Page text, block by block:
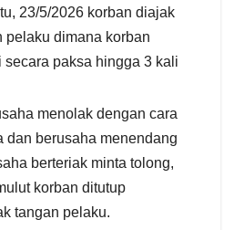
23/5/2026 korban diajak
pelaku dimana korban
secara paksa hingga 3 kali
menolak dengan cara
dan berusaha menendang
berteriak minta tolong,
korban ditutup
tangan pelaku.